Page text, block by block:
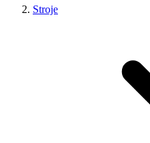
Stroje